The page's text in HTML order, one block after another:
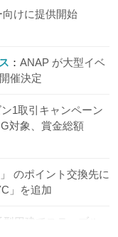
けに提供開始
ANAP が大型イベ
催決定
1取引キャンペーン
対象、賞金総額
」 のポイント交換先に
」を追加
型円建てステーブル